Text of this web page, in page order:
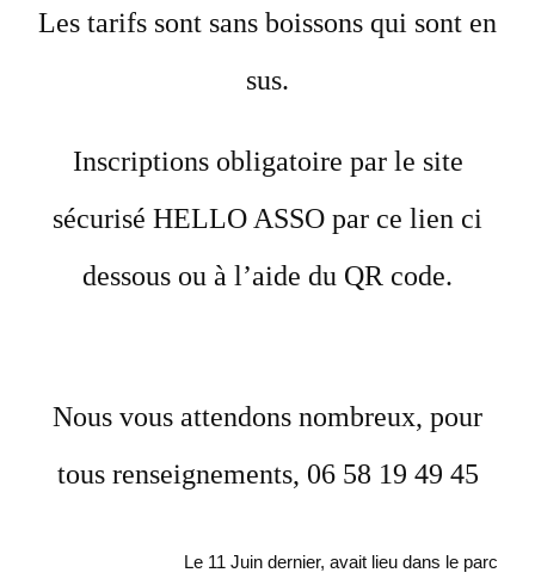
Les tarifs sont sans boissons qui sont en
sus.
Inscriptions obligatoire par le site
sécurisé HELLO ASSO par ce lien ci
dessous ou à l’aide du QR code.
Nous vous attendons nombreux, pour
tous renseignements, 06 58 19 49 45
Le 11 Juin dernier, avait lieu dans le parc